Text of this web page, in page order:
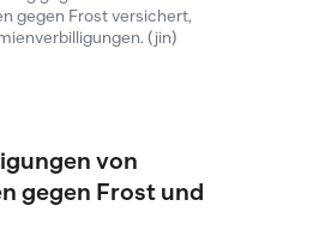
gegen Frost versichert,
(jin)
von
gegen Frost und